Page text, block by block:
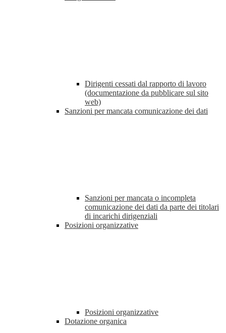
Dirigenti cessati dal rapporto di lavoro
(documentazione da pubblicare sul sito
web)
Sanzioni per mancata comunicazione dei dati
Sanzioni per mancata o incompleta
comunicazione dei dati da parte dei titolari
di incarichi dirigenziali
Posizioni organizzative
Posizioni organizzative
Dotazione organica